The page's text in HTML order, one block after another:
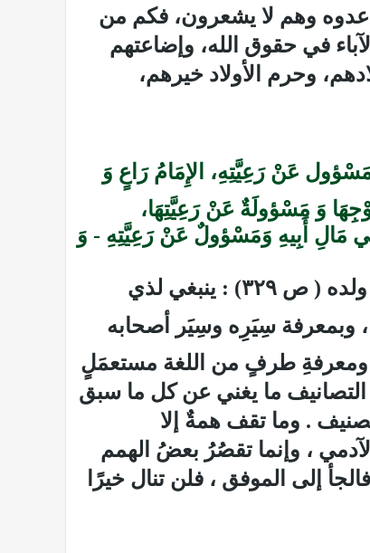
مع عدوه وهم لا يشعرون، فكم من
في حقوق الله، وإضاعتهم
وحرم الأولاد خيرهم،
عَنْ رَعِيَّتِهِ، الإِمَامُ رَاعٍ وَ
وَ مَسْؤولَةٌ عَنْ رَعِيَّتِهَا،
مَالِ أَبِيهِ وَمَسْؤولٌ عَنْ رَعِيَّتِهِ - وَ
( ص ٣٢۹)
: ينبغي لذي
، وبمعرفة سِيَرِه وسِيَر أصحابه
ومعرفةِ طرفٍ من اللغة مستعمَلٍ
التصانيف ما يغني عن كل ما سبق
. وما تقف همةٌ إلا
، وإنما تقصُرُ بعضُ الهمم
إلى الموفق ، فلن تنال خيرًا